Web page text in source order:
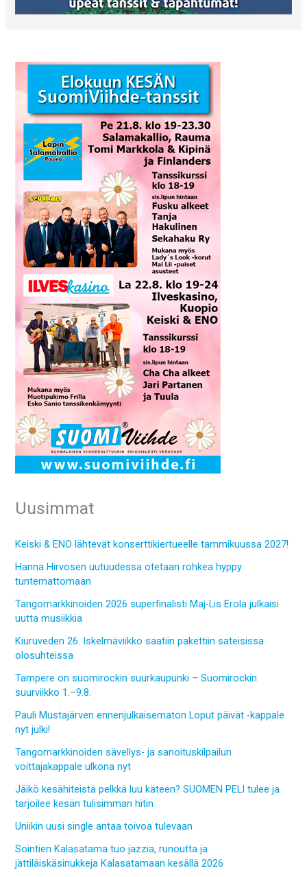
Uusimmat
Keiski & ENO lähtevät konserttikiertueelle tammikuussa 2027!
Hanna Hirvosen uutuudessa otetaan rohkea hyppy
tuntemattomaan
Tangomarkkinoiden 2026 superfinalisti Maj-Lis Erola julkaisi
uutta musiikkia
Kiuruveden 26. Iskelmäviikko saatiin pakettiin sateisissa
olosuhteissa
Tampere on suomirockin suurkaupunki – Suomirockin
suurviikko 1.–9.8.
Pauli Mustajärven ennenjulkaisematon Loput päivät -kappale
nyt julki!
Tangomarkkinoiden sävellys- ja sanoituskilpailun
voittajakappale ulkona nyt
Jäikö kesähiteistä pelkkä luu käteen? SUOMEN PELI tulee ja
tarjoilee kesän tulisimman hitin
Uniikin uusi single antaa toivoa tulevaan
Sointien Kalasatama tuo jazzia, runoutta ja
jättiläiskäsinukkeja Kalasatamaan kesällä 2026